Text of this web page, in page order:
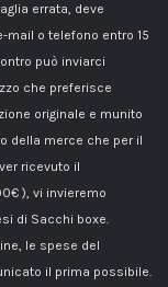
errata, deve
o telefono entro 15
può inviarci
che preferisce
originale e munito
della merce che per il
ricevuto il
), vi invieremo
di Sacchi boxe.
le spese del
il prima possibile.